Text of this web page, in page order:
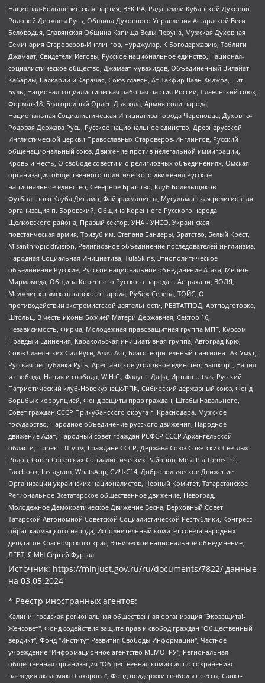
Национал-большевистская партия, ВЕК РА, Рада земли Кубанской Духовно
Родовой Державы Русь, Община Духовного Управления Асгардской Веси
Беловодья, Славянская Община Капища Веды Перуна, Мужская Духовная
Семинария Староверов-Инглингов, Нурджулар, К Богодержавию, Таблиги
Джамаат, Свидетели Иеговы, Русское национальное единство, Национал-
социалистическое общество, Джамаат мувахидов, Объединенный Вилайат
Кабарды, Балкарии и Карачая, Союз славян, Ат-Такфир Валь-Хиджра, Пит
Буль, Национал-социалистическая рабочая партия России, Славянский союз,
Формат-18, Благородный Орден Дьявола, Армия воли народа,
Национальная Социалистическая Инициатива города Череповца, Духовно-
Родовая Держава Русь, Русское национальное единство, Древнерусской
Инглистической церкви Православных Староверов-Инглингов, Русский
общенациональный союз, Движение против нелегальной иммиграции,
Кровь и Честь, О свободе совести и о религиозных объединениях, Омская
организация общественного политического движения Русское
национальное единство, Северное Братство, Клуб Болельщиков
Футбольного Клуба Динамо, Файзрахманисты, Мусульманская религиозная
организация п. Боровский, Община Коренного Русского народа
Щелковского района, Правый сектор, УНА - УНСО, Украинская
повстанческая армия, Тризуб им. Степана Бандеры, Братство, Белый Крест,
Misanthropic division, Религиозное объединение последователей инглиизма,
Народная Социальная Инициатива, TulaSkins, Этнополитическое
объединение Русские, Русское национальное объединение Атака, Мечеть
Мирмамеда, Община Коренного Русского народа г. Астрахани, ВОЛЯ,
Меджлис крымскотатарского народа, Рубеж Севера, ТОЙС, О
противодействии экстремистской деятельности, РЕВТАТПОД, Артподготовка,
Штольц, В честь иконы Божией Матери Державная, Сектор 16,
Независимость, Фирма, Молодежная правозащитная группа МПГ, Курсом
Правды и Единения, Каракольская инициативная группа, Автоград Крю,
Союз Славянских Сил Руси, Алля-Аят, Благотворительный пансионат Ак Умут,
Русская республика Русь, Арестантское уголовное единство, Башкорт, Нация
и свобода, Нация и свобода, W.H.С., Фалунь Дафа, Иртыш Ultras, Русский
Патриотический клуб-Новокузнецк/РПК, Сибирский державный союз, Фонд
борьбы с коррупцией, Фонд защиты прав граждан, Штабы Навального,
Совет граждан СССР Прикубанского округа г. Краснодара, Мужское
государство, Народное объединение русского движения, Народное
движение Адат, Народный совет граждан РСФСР СССР Архангельской
области, Проект Штурм, Граждане СССР, Держава Союз Советских Светлых
Родов, Совет Советских Социалистических Районов, Meta Platforms Inc,
Facebook, Instagram, WhatsApp, СИЧ-С14, Добровольческое Движение
Организации украинских националистов, Черный Комитет, Татарстанское
Региональное Всетатарское общественное движение, Невоград,
Молодежное Демократическое Движение Весна, Верховный Совет
Татарской Автономной Советской Социалистической Республики, Конгресс
ойрат-калмыцкого народа, Исполнительный комитет совета народных
депутатов Красноярского края, Этническое национальное объединение,
ЛГБТ, Я.МЫ Сергей Фургал
Источник: https://minjust.gov.ru/ru/documents/7822/ данные
на 03.05.2024
* Реестр иностранных агентов:
Калининградская региональная общественная организация "Экозащита!-Женсовет", Фонд содействия защите прав и свобод граждан "Общественный вердикт", Фонд "Институт Развития Свободы Информации", Частное учреждение "Информационное агентство МЕМО. РУ", Региональная общественная организация "Общественная комиссия по сохранению наследия академика Сахарова", Фонд поддержки свободы прессы, Санкт-Петербургская общественная правозащитная организация "Гражданский контроль", Межрегиональная общественная организация "Информационно-просветительский центр "Мемориал", Региональный Фонд "Центр Защиты Прав Средств Массовой Информации", с 05.12.2023 Фонд "Центр Защиты Прав Средств массовой информации", Региональная общественная благотворительная организация помощи беженцам и мигрантам "Гражданское содействие", Негосударственное образовательное учреждение дополнительного профессионального образования (повышение квалификации) специалистов "АКАДЕМИЯ ПО ПРАВАМ ЧЕЛОВЕКА", Свердловская региональная общественная организация "Сутяжник", Автономная некоммерческая организация "Центр независимых социологических исследований", Союз общественных объединений "Российский исследовательский центр по правам человека", Региональное общественное учреждение научно-информационный центр "МЕМОРИАЛ", Некоммерческая организация "Фонд защиты гласности", Автономная некоммерческая организация "Институт прав человека", Городская общественная организация "Екатеринбургское общество "МЕМОРИАЛ", Городская общественная организация "Рязанское историко-просветительское и правозащитное общество "Мемориал" (Рязанский Мемориал), Челябинский региональный орган общественной самодеятельности – женское общественное объединение "Женщины Евразии", Челябинский региональный орган общественной самодеятельности "Уральская правозащитная группа", Фонд содействия защите здоровья и социальной справедливости имени Андрея Рылькова, Автономная Некоммерческая Организация "Аналитический Центр Юрия Левады", Автономная некоммерческая организация социальной поддержки населения "Проект Апрель", Региональная общественная организация помощи женщинам и детям, находящимся в кризисной ситуации "Информационно-методический центр "Анна", Фонд содействия развитию массовых коммуникаций и правовому просвещению "Так-так-Так", Фонд содействия устойчивому развитию "Серебряная тайга", Свердловский региональный общественный фонд социальных проектов "Новое время", "Idel.Реалии", Кавказ.Реалии, Крым.Реалии, Телеканал Настоящее Время, Татаро-башкирская служба Радио Свобода (Azatliq Radiosi), Радио Свободная Европа/Радио Свобода (PCE/PC), "Сибирь.Реалии", "Фактограф", Благотворительный фонд помощи осужденным и их семьям, Автономная некоммерческая организация "Институт глобализации и социальных движений", Фонд "В защиту прав заключенных", Частное учреждение "Центр поддержки и содействия развитию средств массовой информации", Пензенский региональный общественный благотворительный фонд "Гражданский союз", "Север.Реалии", Некоммерческая организация Фонд "Правовая инициатива", Общество с ограниченной ответственностью "Радио Свободная Европа/Радио Свобода", Чешское информационное агентство "MEDIUM-ORIENT", Красноярская региональная общественная организация "Мы против СПИДа", Камалягин Денис Николаевич, Маркелов Сергей Евгеньевич, Пономарев Лев Александрович, Савицкая Людмила Алексеевна, Автономная некоммерческая организация "Центр по работе с проблемой насилия "НАСИЛИЮ.НЕТ", Межрегиональный профессиональный союз работников здравоохранения "Альянс врачей", Юридическое лицо, зарегистрированное в Латвийской Республике, SIA "Medusa Project" (регистрационный номер 40103797863, дата регистрации 10.06.2014), Некоммерческая организация "Фонд по борьбе с коррупцией", Автономная некоммерческая организация "Институт права и публичной политики", Баданин Роман Сергеевич, Гликин Максим Александрович, Железнова Мария Михайловна, Лукьянова Юлия Сергеевна, Маетная Елизавета Витальевна, Маняхин Петр Борисович, Чуракова Ольга Владимировна, Ярош Юлия Петровна, Юридическое лицо "The Insider SIA", зарегистрированное в Риге, Латвийская Республика (дата регистрации 26.06.2015), являющееся администратором доменного имени интернет-издания "The Insider SIA", https://theins.ru, Постернак Алексей Евгеньевич, Рубин Михаил Аркадьевич, Анин Роман Александрович, Юридическое лицо Istories fonds, зарегистрированное в Латвийской Республике (регистрационный номер 50008295751, дата регистрации 24.02.2020), Великовский Дмитрий Александрович, Долинина Ирина Николаевна, Мароховская Алеся Алексеевна, Шлейнов Роман Юрьевич, Шмагун Олеся Валентиновна, Общество с ограниченной ответственностью "Альтаир 2021", Общество с ограниченной ответственностью "Вега 2021", Общество с ограниченной ответственностью "Главный редактор 2021", Общество с ограниченной ответственностью "Ромашки монолит", Важенков Артем Валерьевич, Ивановская областная общественная организация "Центр гендерных исследований", Гурман Юрий Альбертович, Медиапроект "ОВД-Инфо", Егоров Владимир Владимирович, Жилинский Владимир Александрович, Общество с ограниченной ответственностью "ЗП", Иванова София Юрьевна, Карезина Инна Павловна, Кильтау Екатерина Викторовна, Петров Алексей Викторович, Пискунов Сергей Евгеньевич, Смирнов Сергей Сергеевич, Тихонов Михаил Сергеевич, Общество с ограниченной ответственностью "ЖУРНАЛИСТ-ИНОСТРАННЫЙ АГЕНТ", Арапова Галина Юрьевна, Вольтская Татьяна Анатольевна, Американская компания "Mason G.E.S. Anonymous Foundation" (США), являющаяся владельцем интернет-издания https://mnews.world/, Компания "Stichting Bellingcat", зарегистрированная в Нидерландах (дата регистрации 11.07.2018), Захаров Андрей Вячеславович, Клепиковская Екатерина Дмитриевна, Общество с ограниченной ответственностью "МЕМО", Перл Роман Александрович, Симонов Евгений Алексеевич, Соловьева Елена Анатольевна, Сотников Даниил Владимирович, Сурначева Елизавета Дмитриевна, Автономная некоммерческая организация по защите прав человека и информированию населения "Якутия – Наше Мнение", Общество с ограниченной ответственностью "Москоу диджитал медиа", с 26.01.2023 Общество с ограниченной ответственностью "Чайка Белые сады", Ветошкина Валерия Валерьевна, Заговора Максим Александрович, Межрегиональное общественное движение "Российская ЛГБТ - сеть", Оленичев Максим Владимирович, Павлов Иван Юрьевич, Скворцова Елена Сергеевна, Общество с ограниченной ответственностью "Как бы инагент", Кочетков Игорь Викторович, Общество с ограниченной ответственностью "Честные выборы", Еланчик Олег Александрович, Общество с ограниченной ответственностью "Нобелевский призыв", Гималова Регина Эмилевна, Григорьев Андрей Валерьевич, Григорьева Алина Александровна, Ассоциация по содействию защите прав призывников, альтернативнослужащих и военнослужащих "Правозащитная группа "Гражданин.Армия.Право", Хисамова Регина Фаритовна, Автономная некоммерческая организация по реализации социально-правовых программ "Лилит", Дальневосточное общественное движение "Маяк", Санкт-Петербургская ЛГБТ-инициативная группа "Выход", Инициативная группа ЛГБТ+ "Реверс", Алексеев Андрей Викторович, Бекбулатова Таисия Львовна, Беляев Иван Михайлович, Владыкина Елена Сергеевна, Гельман Марат Александрович, Никульшина Вероника Юрьевна, Толоконникова Надежда Андреевна, Шендерович Виктор Анатольевич, Общество с ограниченной ответственностью "Данное сообщение", Общество с ограниченной ответственностью Издательский дом "Новая глава", Айнбиндер Александра Александровна, Московский комьюнити-центр для ЛГБТ+инициатив, Благотворительный фонд развития филантропии, Deutsche Welle (Германия, Kurt-Schumacher-Strasse 3, 53113 Bonn), Борзунова Мария Михайловна, Воробьев Виктор Викторович, Голубева Анна Львовна, Константинова Алла Михайловна, Малкова Ирина Владимировна, Мурадов Мурад Абдулгалимович, Осетинская Елизавета Николаевна, Понасенков Евгений Николаевич, Ганапольский Матвей Юрьевич, Киселев Евгений Алексеевич, Борухович Ирина Григорьевна, Дремин Иван Тимофеевич, Дубровский Дмитрий Викторович, Красноярская региональная общественная организация поддержки и развития альтернативных образовательных технологий и межкультурных коммуникаций "ИНТЕРРА", Маяковская Екатерина Алексеевна, Фейгин Марк Захарович, Филимонов Андрей Викторович, Дзугкоева Регина Николаевна, Доброхотов Роман Александрович, Дудь Юрий Александрович, Елкин Сергей Владимирович, Кругликов Кирилл Игоревич, Сабунаева Мария Леонидовна, Семенов Алексей Владимирович, Шаинян Карен Багратович, Шульман Екатерина Михайловна, Асафьев Артур Валерьевич, Вахштайн Виктор Семенович, Венедиктов Алексей Алексеевич, Лушникова Екатерина Евгеньевна, Волков Леонид Михайлович, Невзоров Александр Глебович, Пархоменко Сергей Борисович, Сироткин Ярослав Николаевич, Кара-Мурза Владимир Владимирович, Баранова Наталья Владимировна, Гозман Леонид Яковлевич, Кагарлицкий Борис Юльевич, Климарев Михаил Валерьевич, Милов Владимир Станиславович, Автономная некоммерческая организация Краснодарский центр современного искусства "Типография", Моргенштерн Алишер Тагирович, Соболь Любовь Эдуардовна, Общество с ограниченной ответственностью "ЛИЗА НОРМ", Каспаров Гарри Кимович, Ходорковский Михаил Борисович, Общество с ограниченной ответственностью "Апрельские тезисы", Данилович Ирина Брониславовна, Кашин Олег Владимирович, Петров Николай Владимирович, Пивоваров Алексей Владимирович, Соколов Михаил Владимирович, Цветкова Юлия Владимировна, Чичваркин Евгений Александрович, Комитет против пыток/Команда против пыток, Общество с ограниченной ответственностью "Первый научный", Общество с ограниченной ответственностью "Вертолет и ко", Белоцерковская Вероника Борисовна, Кац Максим Евгеньевич, Лазарева Татьяна Юрьевна, Шаведдинов Руслан Табризович, Яшин Илья Валерьевич, Общество с ограниченной ответственностью "Иноагент ААВ", Алешковский Дмитрий Петрович, Альбац Евгения Марковна, Быков Дмитрий Львович, Галямина Юлия Евгеньевна, Лойко Сергей Леонидович, Мартынов Кирилл Константинович, Медведев Сергей Александрович, Крашенинников Федор Геннадиевич, Гордеева Катерина Вл